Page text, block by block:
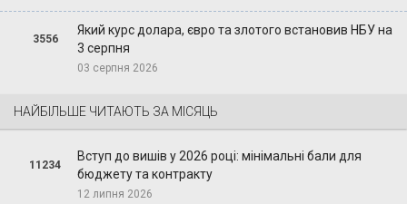
3556
Який курс долара, євро та злотого встановив НБУ на
3 серпня
03 серпня 2026
НАЙБІЛЬШЕ ЧИТАЮТЬ ЗА МІСЯЦЬ
11234
Вступ до вишів у 2026 році: мінімальні бали для
бюджету та контракту
12 липня 2026